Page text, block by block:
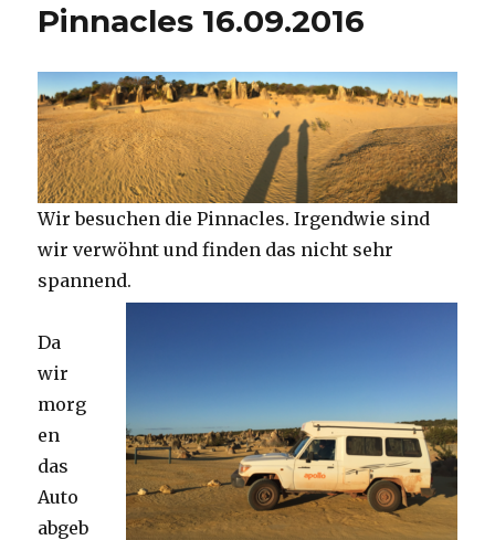
Pinnacles 16.09.2016
Wir besuchen die Pinnacles. Irgendwie sind
wir verwöhnt und finden das nicht sehr
spannend.
Da
wir
morg
en
das
Auto
abgeb